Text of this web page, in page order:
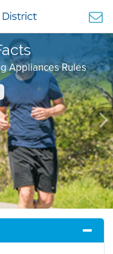
Appliances Rules